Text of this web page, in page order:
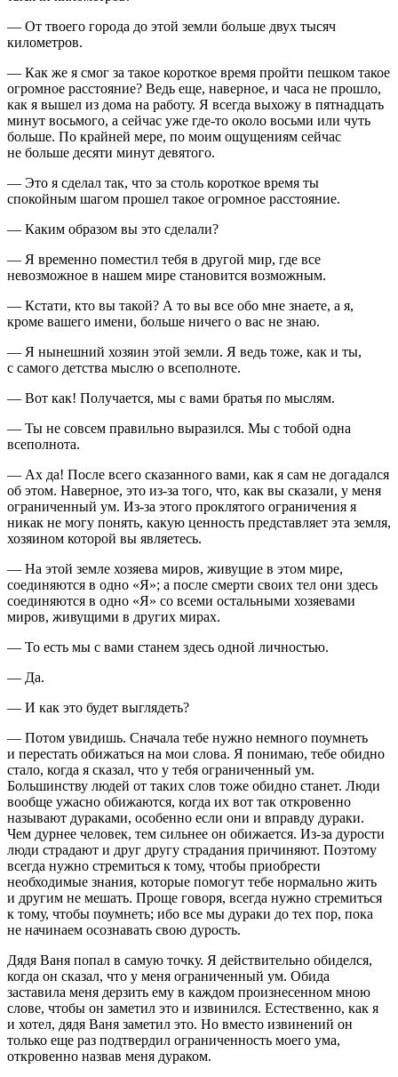
— От твоего города до этой земли больше двух тысяч
километров.
— Как же я смог за такое короткое время пройти пешком такое
огромное расстояние? Ведь еще, наверное, и часа не прошло,
как я вышел из дома на работу. Я всегда выхожу в пятнадцать
минут восьмого, а сейчас уже где-то около восьми или чуть
больше. По крайней мере, по моим ощущениям сейчас
не больше десяти минут девятого.
— Это я сделал так, что за столь короткое время ты
спокойным шагом прошел такое огромное расстояние.
— Каким образом вы это сделали?
— Я временно поместил тебя в другой мир, где все
невозможное в нашем мире становится возможным.
— Кстати, кто вы такой? А то вы все обо мне знаете, а я,
кроме вашего имени, больше ничего о вас не знаю.
— Я нынешний хозяин этой земли. Я ведь тоже, как и ты,
с самого детства мыслю о всеполноте.
— Вот как! Получается, мы с вами братья по мыслям.
— Ты не совсем правильно выразился. Мы с тобой одна
всеполнота.
— Ах да! После всего сказанного вами, как я сам не догадался
об этом. Наверное, это из-за того, что, как вы сказали, у меня
ограниченный ум. Из-за этого проклятого ограничения я
никак не могу понять, какую ценность представляет эта земля,
хозяином которой вы являетесь.
— На этой земле хозяева миров, живущие в этом мире,
соединяются в одно «Я»; а после смерти своих тел они здесь
соединяются в одно «Я» со всеми остальными хозяевами
миров, живущими в других мирах.
— То есть мы с вами станем здесь одной личностью.
— Да.
— И как это будет выглядеть?
— Потом увидишь. Сначала тебе нужно немного поумнеть
и перестать обижаться на мои слова. Я понимаю, тебе обидно
стало, когда я сказал, что у тебя ограниченный ум.
Большинству людей от таких слов тоже обидно станет. Люди
вообще ужасно обижаются, когда их вот так откровенно
называют дураками, особенно если они и вправду дураки.
Чем дурнее человек, тем сильнее он обижается. Из-за дурости
люди страдают и друг другу страдания причиняют. Поэтому
всегда нужно стремиться к тому, чтобы приобрести
необходимые знания, которые помогут тебе нормально жить
и другим не мешать. Проще говоря, всегда нужно стремиться
к тому, чтобы поумнеть; ибо все мы дураки до тех пор, пока
не начинаем осознавать свою дурость.
Дядя Ваня попал в самую точку. Я действительно обиделся,
когда он сказал, что у меня ограниченный ум. Обида
заставила меня дерзить ему в каждом произнесенном мною
слове, чтобы он заметил это и извинился. Естественно, как я
и хотел, дядя Ваня заметил это. Но вместо извинений он
только еще раз подтвердил ограниченность моего ума,
откровенно назвав меня дураком.